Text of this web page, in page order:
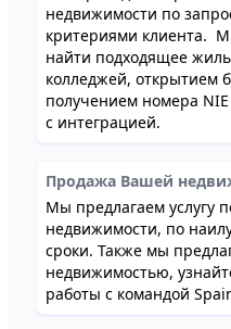
недвижимости по
критериями клиента.
найти подходящее
колледжей, открытием
получением номера
с интеграцией.
Продажа Вашей
Мы предлагаем услугу
недвижимости, по
сроки. Также мы
недвижимостью,
работы с командой